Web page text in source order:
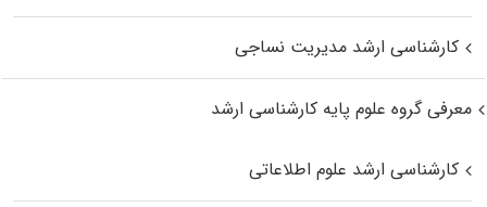
کارشناسی ارشد مدیریت نساجی
معرفی گروه علوم پایه کارشناسی ارشد
کارشناسی ارشد علوم اطلاعاتی